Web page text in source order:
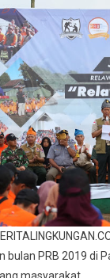
Dapat
bulan PRB 2019 di